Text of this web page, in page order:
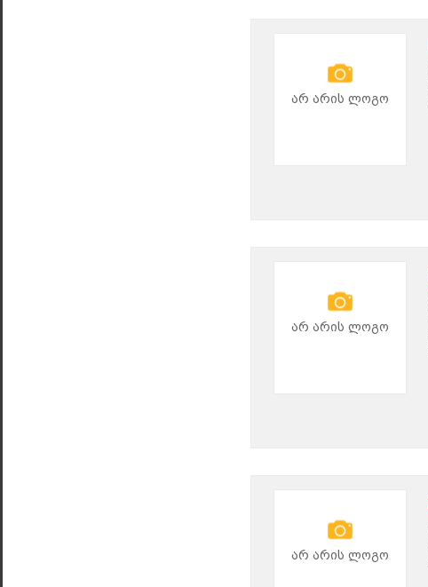
არ არის ლოგო
არ არის ლოგო
არ არის ლოგო